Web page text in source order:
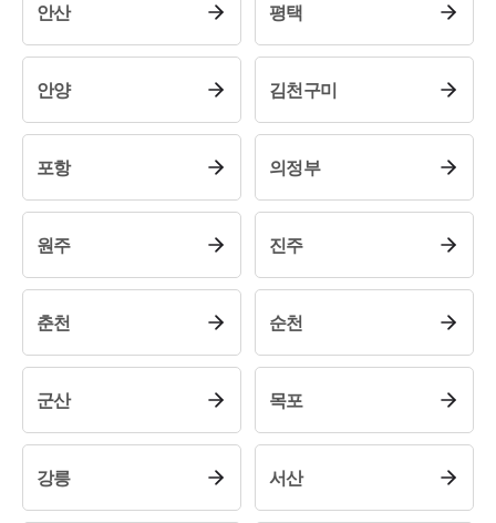
센터소개
대륜의 강점
오시는 길
고객의 소리
통합검색
AI대륜
안산 평택
안양 김천구미
포항 의정부
원주 진주
춘천 순천
군산 목포
강릉 서산